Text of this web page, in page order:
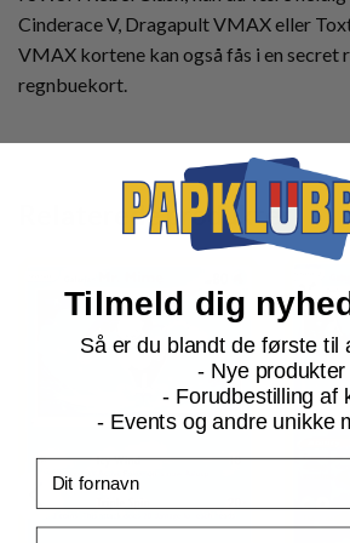
Cinderace V, Dragapult VMAX eller
VMAX kortene kan også fås i en secret
regnbuekort.
Relaterede produkter
Tilmeld dig
Så er du blandt de første til
- Nye produkter
- Forudbestilling af
- Events og andre unikke